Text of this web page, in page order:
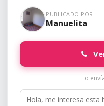
PUBLICADO POR
Manuelita
o